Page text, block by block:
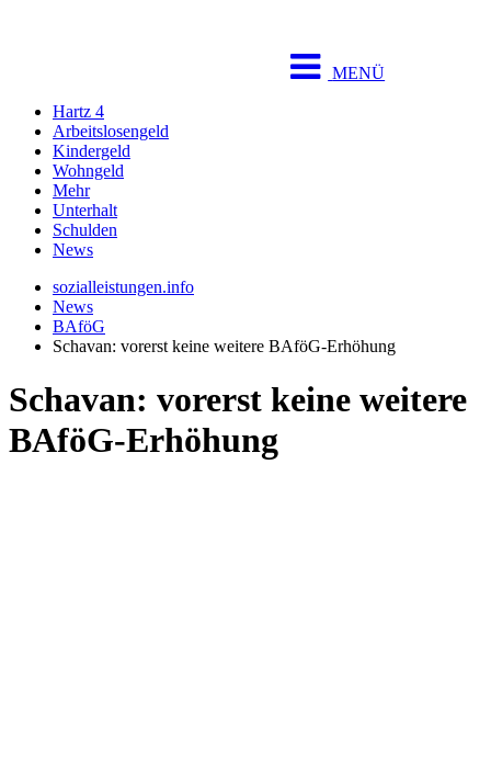
MENÜ
Hartz 4
Arbeitslosengeld
Kindergeld
Wohngeld
Mehr
Unterhalt
Schulden
News
sozialleistungen.info
News
BAföG
Schavan: vorerst keine weitere BAföG-Erhöhung
Schavan: vorerst keine weitere
BAföG-Erhöhung